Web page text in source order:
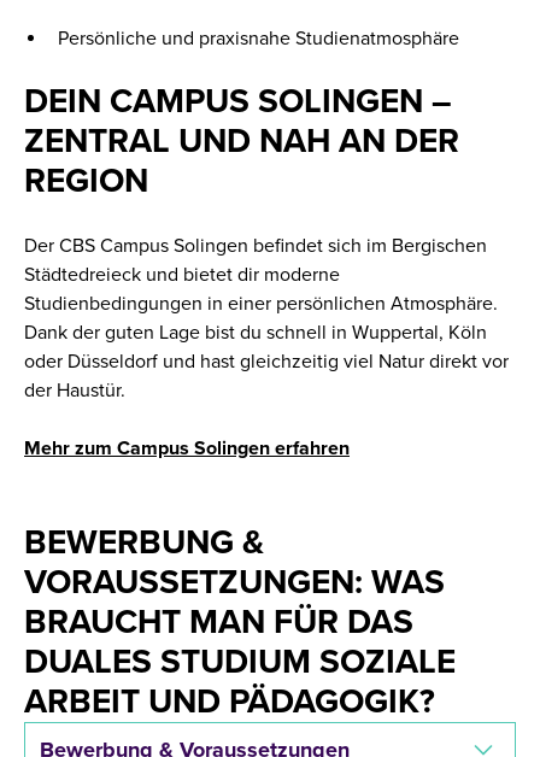
Persönliche und praxisnahe Studienatmosphäre
DEIN CAMPUS SOLINGEN –
ZENTRAL UND NAH AN DER
REGION
Der CBS Campus Solingen befindet sich im Bergischen
Städtedreieck und bietet dir moderne
Studienbedingungen in einer persönlichen Atmosphäre.
Dank der guten Lage bist du schnell in Wuppertal, Köln
oder Düsseldorf und hast gleichzeitig viel Natur direkt vor
der Haustür.
Mehr zum Campus Solingen erfahren
BEWERBUNG &
VORAUSSETZUNGEN: WAS
BRAUCHT MAN FÜR DAS
DUALES STUDIUM SOZIALE
ARBEIT UND PÄDAGOGIK?
Bewerbung & Voraussetzungen